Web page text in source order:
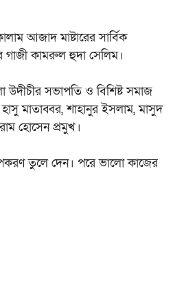
আজাদ মাষ্টারের সার্বিক
গাজী কামরুল হুদা সেলিম।
উদীচীর সভাপতি ও বিশিষ্ট সমাজ
মাতাব্বর, শাহানুর ইসলাম, মাসুদ
হোসেন প্রমুখ।
তুলে দেন। পরে ভালো কাজের